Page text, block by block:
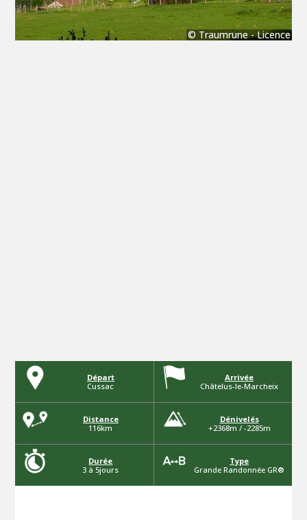
© Traumrune-Licence
Départ
Cussac
Arrivée
Châtelus-le-Marcheix
Distance
116km
Dénivelés
+2368m / -2285m
Durée
3 à 5jours
Type
Grande Randonnée GR®